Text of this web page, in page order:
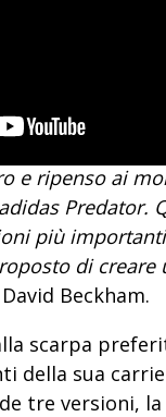
e ripenso ai
Predator.
più
di
Beckham.
scarpa
della sua
tre versioni, la